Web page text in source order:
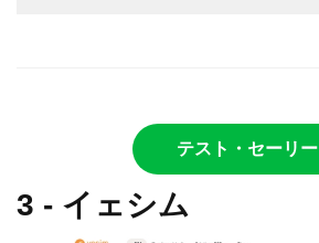
テスト・セーリー
3 - イェシム